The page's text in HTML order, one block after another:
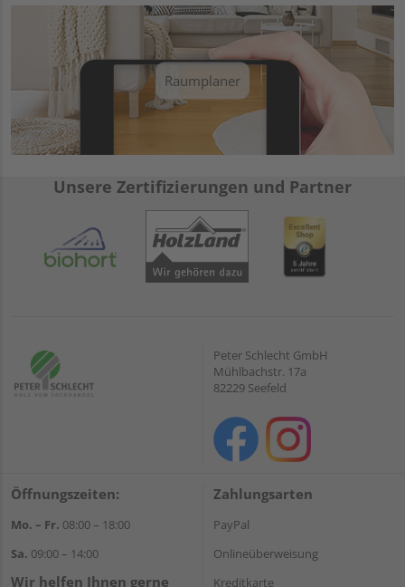
Raumplaner
Unsere Zertifizierungen und Partner
Peter Schlecht GmbH
Mühlbachstr. 17a
82229 Seefeld
Öffnungszeiten:
Mo. – Fr. 08:00 – 18:00
Sa. 09:00 – 14:00
Wir helfen Ihnen gerne
Zahlungsarten
PayPal
Onlineüberweisung
Kreditkarte